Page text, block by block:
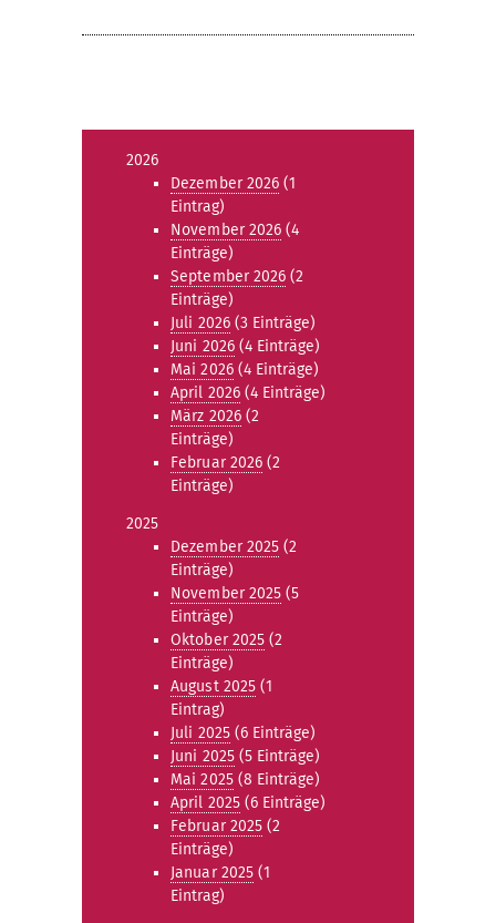
2026
Dezember 2026 (1
Eintrag)
November 2026 (4
Einträge)
September 2026 (2
Einträge)
Juli 2026(3 Einträge)
Juni 2026(4 Einträge)
Mai 2026(4 Einträge)
April 2026 (4 Einträge)
März 2026(2
Einträge)
Februar 2026 (2
Einträge)
2025
Dezember 2025 (2
Einträge)
November 2025 (5
Einträge)
Oktober 2025 (2
Einträge)
August 2025 (1
Eintrag)
Juli 2025(6 Einträge)
Juni 2025(5 Einträge)
Mai 2025(8 Einträge)
April 2025 (6 Einträge)
Februar 2025 (2
Einträge)
Januar 2025 (1
Eintrag)